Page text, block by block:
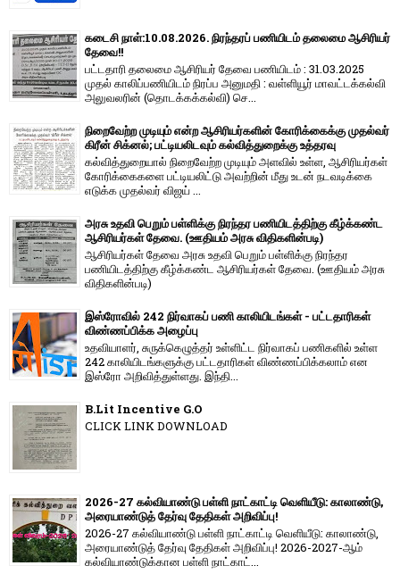
கடைசி நாள்:10.08.2026. நிரந்தரப் பணியிடம் தலைமை ஆசிரியர்
தேவை!!
பட்டதாரி தலைமை ஆசிரியர் தேவை பணியிடம் : 31.03.2025
முதல் காலிப்பணியிடம் நிரப்ப அனுமதி : வள்ளியூர் மாவட்டக்கல்வி
அலுவலரின் (தொடக்கக்கல்வி) செ...
நிறைவேற்ற முடியும் என்ற ஆசிரியர்களின் கோரிக்கைக்கு முதல்வர்
கிரீன் சிக்னல்; பட்டியலிடவும் கல்வித்துறைக்கு உத்தரவு
கல்வித்துறையால் நிறைவேற்ற முடியும் அளவில் உள்ள, ஆசிரியர்கள்
கோரிக்கைகளை பட்டியலிட்டு அவற்றின் மீது உடன் நடவடிக்கை
எடுக்க முதல்வர் விஜய் ...
அரசு உதவி பெறும் பள்ளிக்கு நிரந்தர பணியிடத்திற்கு கீழ்க்கண்ட
ஆசிரியர்கள் தேவை. (ஊதியம் அரசு விதிகளின்படி)
ஆசிரியர்கள் தேவை அரசு உதவி பெறும் பள்ளிக்கு நிரந்தர
பணியிடத்திற்கு கீழ்க்கண்ட ஆசிரியர்கள் தேவை. (ஊதியம் அரசு
விதிகளின்படி)
இஸ்ரோவில் 242 நிர்வாகப் பணி காலியிடங்கள் - பட்டதாரிகள்
விண்ணப்பிக்க அழைப்பு
உதவியாளர், சுருக்கெழுத்தர் உள்ளிட்ட நிர்வாகப் பணிகளில் உள்ள
242 காலியிடங்களுக்கு பட்டதாரிகள் விண்ணப்பிக்கலாம் என
இஸ்ரோ அறிவித்துள்ளது. இந்தி...
B.Lit Incentive G.O
CLICK LINK DOWNLOAD
2026-27 கல்வியாண்டு பள்ளி நாட்காட்டி வெளியீடு: காலாண்டு,
அரையாண்டுத் தேர்வு தேதிகள் அறிவிப்பு!
2026-27 கல்வியாண்டு பள்ளி நாட்காட்டி வெளியீடு: காலாண்டு,
அரையாண்டுத் தேர்வு தேதிகள் அறிவிப்பு! 2026-2027-ஆம்
கல்வியாண்டுக்கான பள்ளி நாட்காட்...